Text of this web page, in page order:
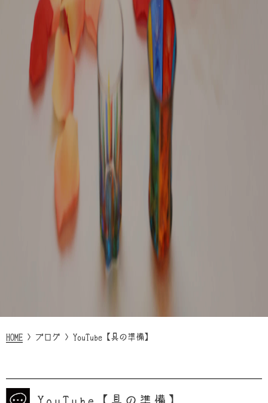
HOME > ブログ > YouTube【具の準備】
YouTube【具の準備】